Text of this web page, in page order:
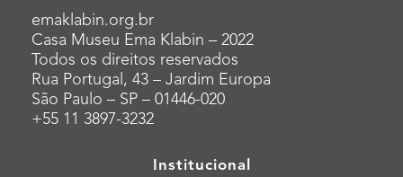
emaklabin.org.br
Casa Museu Ema Klabin – 2022
Todos os direitos reservados
Rua Portugal, 43 – Jardim Europa
São Paulo – SP – 01446-020
+55 11 3897-3232
Institucional